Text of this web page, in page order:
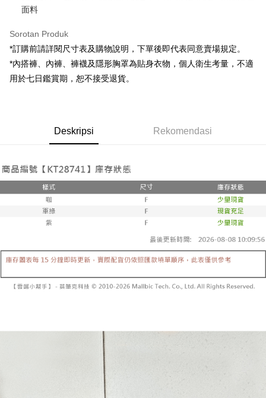
JKOPAY
Google Pay
OP Pay Later
Deskripsi
[Terma Penggunaan untuk OP Pay Later]
Jika anda memilih OP Pay Later sebagai kaedah pembayaran, sistem
mudah alih anda, memilih bilangan ansuran, dan menetapkan tarikh
akhir pembayaran. Transaksi akan dianggap selesai setelah pembayaran
disahkan.
Had kredit yang diluluskan, tempoh ansuran yang tersedia, dan yuran
yang dikenakan adalah tertakluk kepada maklumat yang dinyatakan
dibuat, atau jika permohonan gagal dalam proses semakan, pesanan
akan dibatalkan secara automatik. Jika permohonan gagal pada
peringkat "semakan manual", ini bermakna kriteria pemarkahan sistem
Pembayaran ansuran melalui OP Pay Later akan dibilkan secara
berasingan dan tidak termasuk dalam bil telekom anda. SMS peringatan
pembayaran akan dihantar selepas kitaran bil bulanan.
Selepas mengakses bil melalui pautan dalam SMS, anda boleh
menyelesaikan pembayaran anda melalui salah satu saluran berikut: kod
1. Dengan memilih AFTEE sebagai kaedah pembayaran, mesej
pengesahan AFTEE akan muncul.
dihantar ke alamat yang ditetapkan.
4. Setelah pesanan disahkan, anda akan menerima SMS pembayaran
manakala ahli aplikasi akan menerima pemberitahuan tolak aplikasi
5. Tiada bayaran diperlukan apabila anda menerima produk. Sila buat
pembayaran di empat kedai serbaneka utama, ATM atau perbankan
dalam talian dengan SMS pembayaran atau pemberitahuan tolak aplikasi
AFTEE.
bagaimanapun, bagi mereka yang telah memuat turun Aplikasi AFTEE
dan mendaftar sebagai ahli AFTEE boleh menikmati tempoh pembayaran
ditambah dengan bilangan hari yang boleh dilanjutkan oleh AFTEE. Anda
boleh melanjutkan tempoh pembayaran anda sebelum anda menerima
pesanan. Walau bagaimanapun, tiada jaminan bahawa anda boleh
menerima pesanan anda semasa tempoh pembayaran (cth.: produk
prapesanan atau produk yang mungkin mengambil masa yang lebih
lama untuk dihantar). Oleh itu, anda dikehendaki membuat pembayaran
Pemindahan ATM
全家取貨付款
NT$60/pesanan | Penghantaran percuma untuk pesanan
NT$1,800 atau lebih
付款後全家取貨
NT$60/pesanan | Penghantaran percuma untuk pesanan
NT$1,600 atau lebih
已關閉，請勿下單
NT$60/pesanan | Penghantaran percuma untuk pesanan
面料
Sorotan Produk
*訂購前請詳閱尺寸表及購物說明，下單後即代表同意賣場規定。
*內搭褲、內褲、褲襪及隱形胸罩為貼身衣物，個人衛生考量，不適
用於七日鑑賞期，恕不接受退貨。
Deskripsi Rekomendasi